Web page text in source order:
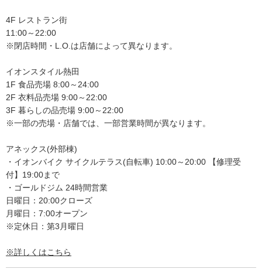
4F レストラン街
11:00～22:00
※閉店時間・L.O.は店舗によって異なります。
イオンスタイル熱田
1F 食品売場 8:00～24:00
2F 衣料品売場 9:00～22:00
3F 暮らしの品売場 9:00～22:00
※一部の売場・店舗では、一部営業時間が異なります。
アネックス(外部棟)
・イオンバイク サイクルテラス(自転車) 10:00～20:00 【修理受
付】19:00まで
・ゴールドジム 24時間営業
日曜日：20:00クローズ
月曜日：7:00オープン
※定休日：第3月曜日
※詳しくはこちら